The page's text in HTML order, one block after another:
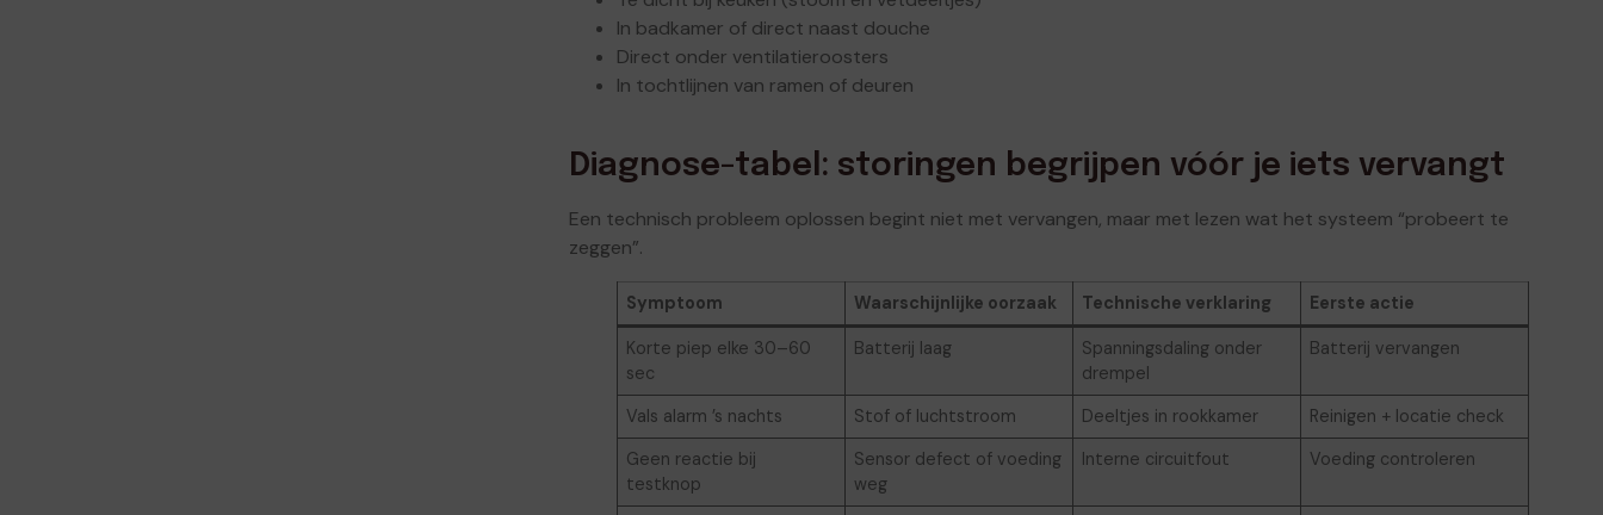
In badkamer of direct naast douche
Direct onder ventilatieroosters
In tochtlijnen van ramen of deuren
Diagnose-tabel: storingen begrijpen vóór je iets vervangt
Een technisch probleem oplossen begint niet met vervangen, maar met lezen wat het systeem “probeert te
zeggen”.
Symptoom Waarschijnlijke oorzaak Technische verklaring Eerste actie
Korte piep elke 30–60
sec
Batterij laag
Spanningsdaling onder
drempel
Batterij vervangen
Vals alarm ’s nachts Stof of luchtstroom Deeltjes in rookkamer
Reinigen + locatie check
Geen reactie bij
testknop
Sensor defect of voeding
weg
Interne circuitfout Voeding controleren